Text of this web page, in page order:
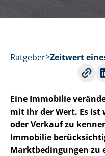
Ratgeber Zeitwert
Eine Immobilie
mit ihr der Wert. Es ist
oder Verkauf zu
Immobilie
Markt­be­din­gun­gen zu